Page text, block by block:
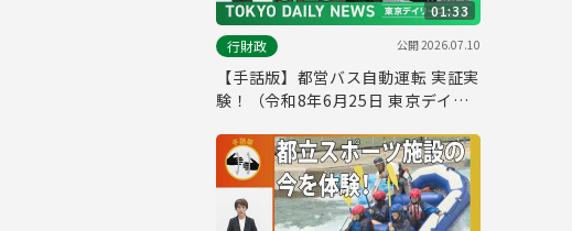
01:33
行財政
公開2026.07.10
【手話版】都営バス自動運転 実証実
験！（令和8年6月25日 東京デイリ